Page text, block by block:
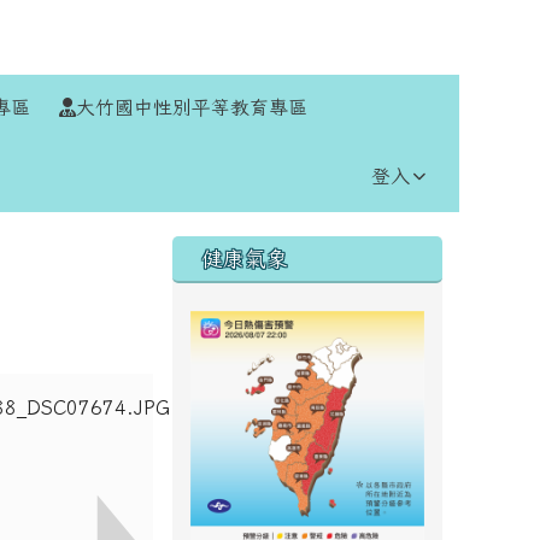
區 大竹國中性別平等教育專區
登入
右邊區域內容
健康氣象